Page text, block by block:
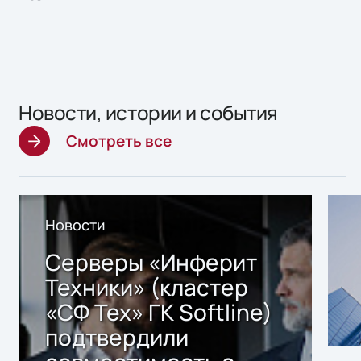
Новости, истории и события
Смотреть все
Новости
Серверы «Инферит
Техники» (кластер
«СФ Тех» ГК Softline)
подтвердили